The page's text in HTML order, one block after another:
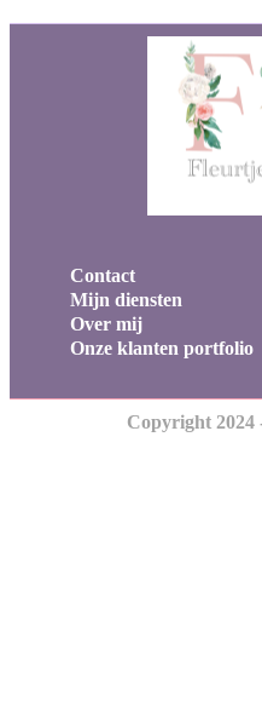
Contact
Mijn diensten
Over mij
Onze klanten portfolio
Copyright